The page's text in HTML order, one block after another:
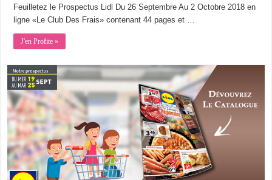
Feuilletez le Prospectus Lidl Du 26 Septembre Au 2 Octobre 2018 en
ligne «Le Club Des Frais» contenant 44 pages et …
J'en Profite »